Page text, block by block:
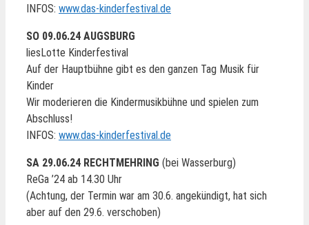
INFOS: www.das-kinderfestival.de
SO 09.06.24 AUGSBURG
liesLotte Kinderfestival
Auf der Hauptbühne gibt es den ganzen Tag Musik für
Kinder
Wir moderieren die Kindermusikbühne und spielen zum
Abschluss!
INFOS: www.das-kinderfestival.de
SA 29.06.24 RECHTMEHRING (bei Wasserburg)
ReGa ’24 ab 14.30 Uhr
(Achtung, der Termin war am 30.6. angekündigt, hat sich
aber auf den 29.6. verschoben)